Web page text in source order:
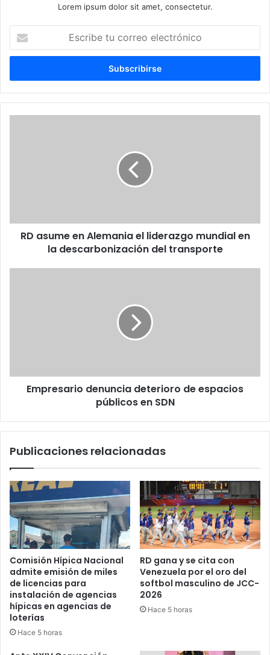
Lorem ipsum dolor sit amet, consectetur.
correo
la
descarbonización
RD asume en Alemania el liderazgo mundial en
la descarbonización del transporte
Empresario denuncia deterioro de espacios
públicos en SDN
Publicaciones relacionadas
Comisión Hípica Nacional
admite emisión de miles
de licencias para
instalación de agencias
hípicas en agencias de
loterías
Hace 5 horas
RD gana y se cita con
Venezuela por el oro del
softbol masculino de JCC-
2026
Hace 5 horas